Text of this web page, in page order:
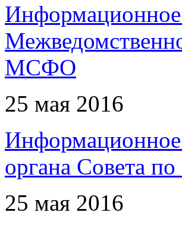
МСФО
25 мая 2016
органа Совета по
25 мая 2016